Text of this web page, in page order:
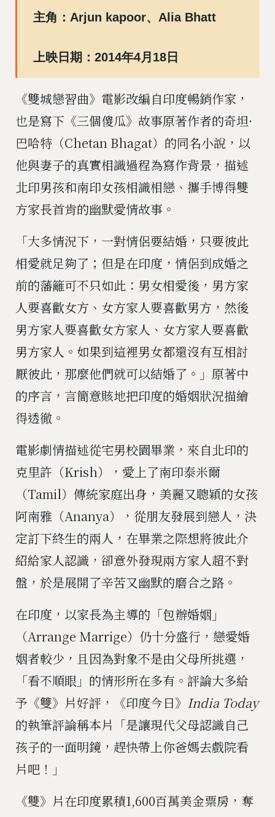
主角：Arjun kapoor、Alia Bhatt
上映日期：2014年4月18日
《雙城戀習曲》電影改編自印度暢銷作家，
也是寫下《三個傻瓜》故事原著作者的奇坦·
巴哈特（Chetan Bhagat）的同名小說，以
他與妻子的真實相識過程為寫作背景，描述
北印男孩和南印女孩相識相戀、攜手博得雙
方家長首肯的幽默愛情故事。
「大多情況下，一對情侶要結婚，只要彼此
相愛就足夠了；但是在印度，情侶到成婚之
前的藩籬可不只如此：男女相愛後，男方家
人要喜歡女方、女方家人要喜歡男方，然後
男方家人要喜歡女方家人、女方家人要喜歡
男方家人。如果到這裡男女都還沒有互相討
厭彼此，那麼他們就可以結婚了。」原著中
的序言，言簡意賅地把印度的婚姻狀況描繪
得透徹。
電影劇情描述從宅男校園畢業，來自北印的
克里許（Krish），愛上了南印泰米爾
（Tamil）傳統家庭出身，美麗又聰穎的女孩
阿南雅（Ananya），從朋友發展到戀人，決
定訂下終生的兩人，在畢業之際想將彼此介
紹給家人認識，卻意外發現兩方家人超不對
盤，於是展開了辛苦又幽默的磨合之路。
在印度，以家長為主導的「包辦婚姻」
（Arrange Marrige）仍十分盛行，戀愛婚
姻者較少，且因為對象不是由父母所挑選，
「看不順眼」的情形所在多有。評論大多給
予《雙》片好評，《印度今日》 India Today
的執筆評論稱本片「是讓現代父母認識自己
孩子的一面明鏡，趕快帶上你爸媽去戲院看
片吧！」
《雙》片在印度累積1,600百萬美金票房，奪